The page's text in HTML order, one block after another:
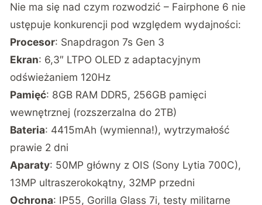
Nie ma się nad czym rozwodzić – Fairphone 6 nie
ustępuje konkurencji pod względem wydajności:
Procesor: Snapdragon 7s Gen 3
Ekran: 6,3″ LTPO OLED z adaptacyjnym
odświeżaniem 120Hz
Pamięć: 8GB RAM DDR5, 256GB pamięci
wewnętrznej (rozszerzalna do 2TB)
Bateria: 4415mAh (wymienna!), wytrzymałość
prawie 2 dni
Aparaty: 50MP główny z OIS (Sony Lytia 700C),
13MP ultraszerokokątny, 32MP przedni
Ochrona: IP55, Gorilla Glass 7i, testy militarne